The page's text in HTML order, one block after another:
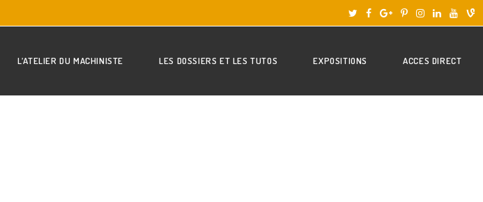
L’ATELIER DU MACHINISTE LES DOSSIERS ET LES TUTOS EXPOSITIONS ACCES DIRECT